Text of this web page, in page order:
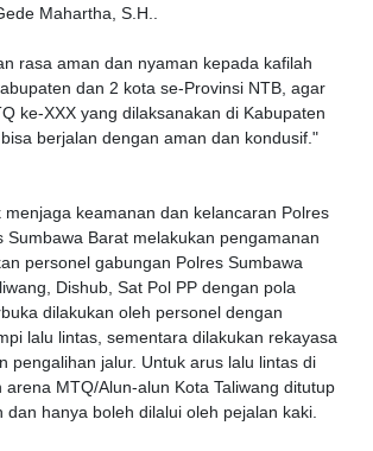
Mahartha, S.H..
rasa aman dan nyaman kepada kafilah
dan 2 kota se-Provinsi NTB, agar
ke-XXX yang dilaksanakan di Kabupaten
berjalan dengan aman dan kondusif."
menjaga keamanan dan kelancaran Polres
Sumbawa Barat melakukan pengamanan
personel gabungan Polres Sumbawa
Dishub, Sat Pol PP dengan pola
dilakukan oleh personel dengan
lalu lintas, sementara dilakukan rekayasa
pengalihan jalur. Untuk arus lalu lintas di
arena MTQ/Alun-alun Kota Taliwang ditutup
dan hanya boleh dilalui oleh pejalan kaki.